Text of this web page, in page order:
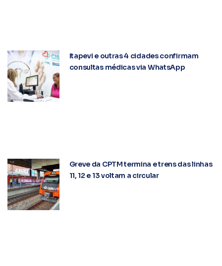
Itapevi e outras 4 cidades confirmam
consultas médicas via WhatsApp
Greve da CPTM termina e trens das linhas
11, 12 e 13 voltam a circular